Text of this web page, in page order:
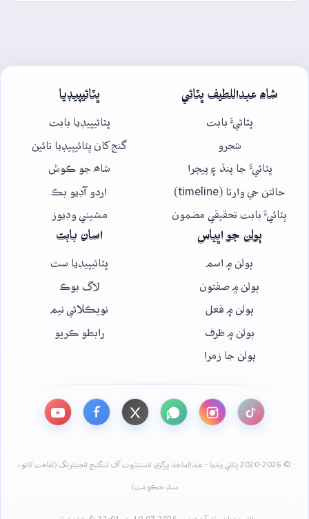
شاھ عبداللطيف ڀٽائي
ڀٽائيءَ بابت
شجرو
ڀٽائيءَ جا پنڌ ۽ پيچرا
حالتن جي وارتا (timeline)
ڀٽائيءَ بابت تحقيقي مضمون
ڀٽائيپيڊيا
ڀٽائيپيڊيا بابت
گنج کان ڀٽائيپيڊيا تائين
شاھ جو ڪوش
اردو آڊيو بڪ
مشيني وڊيوز
ٻولن جو اڀياس
ٻولن ۾ اسم
ٻولن ۾ صفتون
ٻولن ۾ فعل
ٻولن ۾ ظرف
ٻولن جا زمرا
اسان بابت
ڀٽائيپيڊيا سٿ
لاگ بوڪ
نويڪلائي نيم
رابطو ڪريو
© 2020-2026 ڀٽائي پيڊيا - عبدالماجد ڀرڳڙي انسٽيٽيوٽ آف لئنگئيج انجنيئرنگ (ثقافت کاتو،
سنڌ حڪومت)